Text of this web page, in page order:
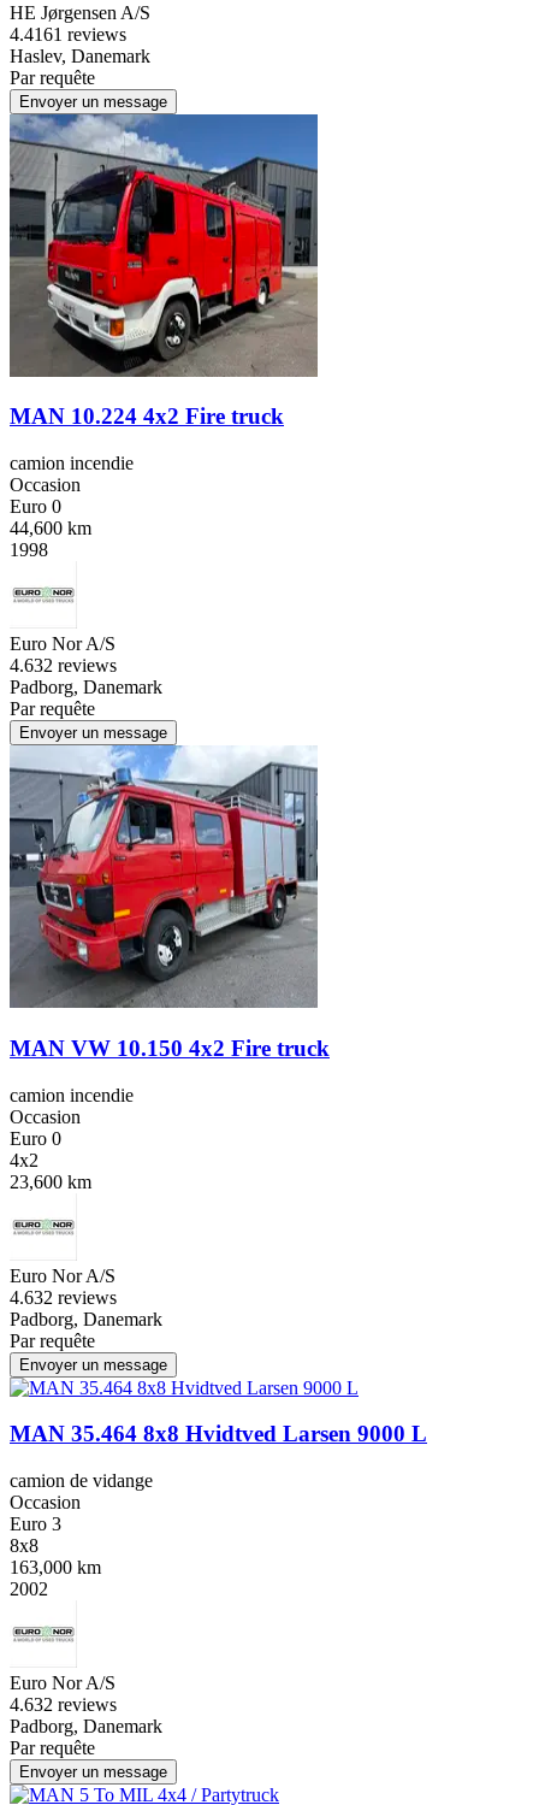
HE Jørgensen A/S
4.4161 reviews
Haslev, Danemark
Par requête
Envoyer un message
MAN 10.224 4x2 Fire truck
camion incendie
Occasion
Euro 0
44,600 km
1998
Euro Nor A/S
4.632 reviews
Padborg, Danemark
Par requête
Envoyer un message
MAN VW 10.150 4x2 Fire truck
camion incendie
Occasion
Euro 0
4x2
23,600 km
Euro Nor A/S
4.632 reviews
Padborg, Danemark
Par requête
Envoyer un message
MAN 35.464 8x8 Hvidtved Larsen 9000 L
camion de vidange
Occasion
Euro 3
8x8
163,000 km
2002
Euro Nor A/S
4.632 reviews
Padborg, Danemark
Par requête
Envoyer un message